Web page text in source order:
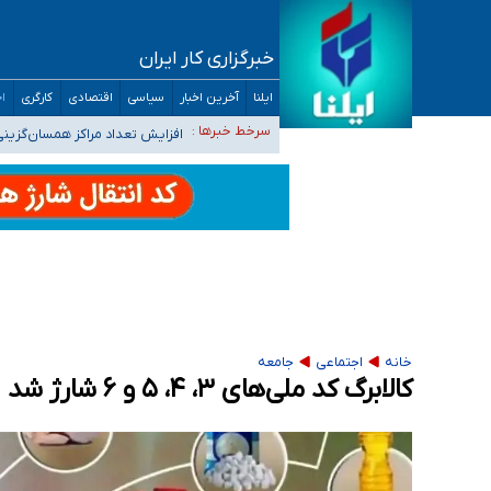
خبرگزاری کار ایران
ایلنا آخرین اخبار سیاسی اقتصادی کارگری
سرخط خبرها :
ضرورت آموزش حریم خصوصی در فضای آنلاین
مجرمان از ترس رسواییافزایش تعداد مراکز همسان‌گزینی به ۲۳۰ مرکز/ بررسی صلاحیت و نظارت‌ها به سازمان تبلیغات
۴۰ تا ۵۰ روز گرمای نسبی در پیش داریم/ دمای تهران به ۳۸ درجه می‌رسد
موضع وزارت بهداشت درباره ظرفیت پزشکی کنکور ۱۴۰۵: خواستار اصلاح ظرفیت‌ها هستیم، اما هنوز پاسخ مشخصی
تعویق آزمون ورودی دکترای تخصصی
خانه اجتماعی جامعه
کالابرگ کد ملی‌های ۳، ۴، ۵ و ۶ شارژ شد